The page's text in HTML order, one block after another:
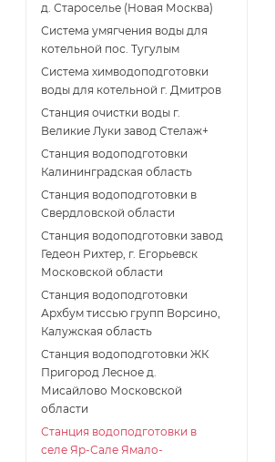
д. Староселье (Новая Москва)
Система умягчения воды для
котельной пос. Тугулым
Система химводоподготовки
воды для котельной г. Дмитров
Станция очистки воды г.
Великие Луки завод Стелаж+
Станция водоподготовки
Калининградская область
Станция водоподготовки в
Свердловской области
Станция водоподготовки завод
Гедеон Рихтер, г. Егорьевск
Московской области
Станция водоподготовки
Архбум тиссью групп Ворсино,
Калужская область
Станция водоподготовки ЖК
Пригород Лесное д.
Мисайлово Московской
области
Станция водоподготовки в
селе Яр-Сале Ямало-